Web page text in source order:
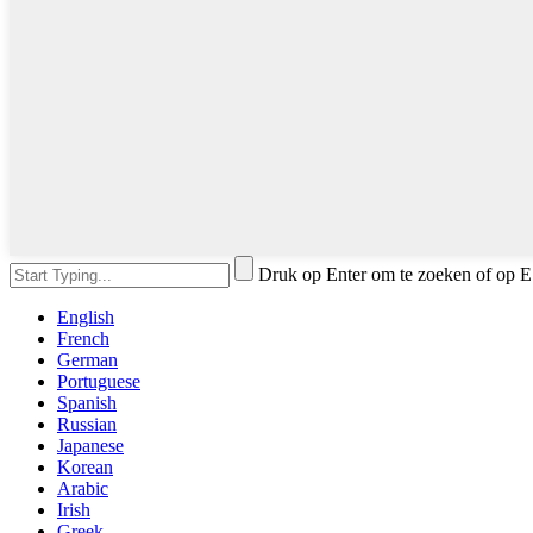
Druk op Enter om te zoeken of op
English
French
German
Portuguese
Spanish
Russian
Japanese
Korean
Arabic
Irish